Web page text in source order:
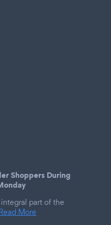
Shoppers During
part of the
More